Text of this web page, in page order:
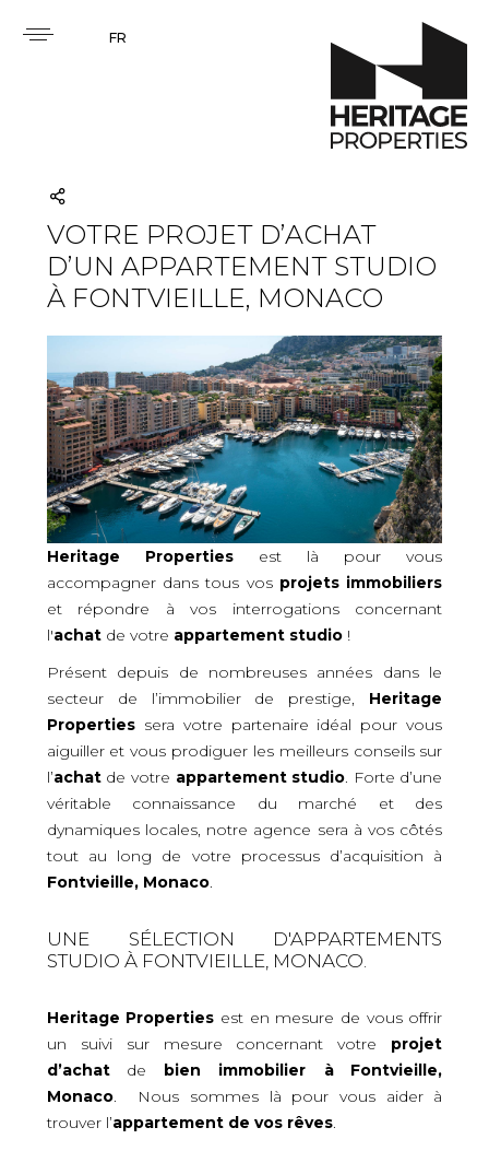
FR
VOTRE PROJET D’ACHAT
D’UN APPARTEMENT STUDIO
À FONTVIEILLE, MONACO
Heritage Propertiesest là pour vous
accompagner dans tous vos projets immobiliers
et répondre à vos interrogations concernant
l'achatde votre appartement studio !
Présent depuis de nombreuses années dans le
secteur de l’immobilier de prestige, Heritage
Propertiessera votre partenaire idéal pour vous
aiguiller et vous prodiguer les meilleurs conseils sur
l’achatde votre appartement studio . Forte d’une
véritable connaissance du marché et des
dynamiques locales, notre agence sera à vos côtés
tout au long de votre processus d’acquisition
à
Fontvieille, Monaco.
UNE SÉLECTION D'APPARTEMENTS
STUDIO À FONTVIEILLE, MONACO.
Heritage Properties est en mesure de vous offrir
un suivi sur mesure concernant votre projet
d’achat de bien immobilier
à Fontvieille,
Monaco. Nous sommes là pour vous aider à
trouver l’appartement de vos rêves.